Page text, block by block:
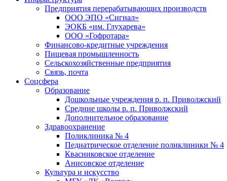
Предприятия перерабатывающих производств
ООО ЭПО «Сигнал»
ЭОКБ «им. Глухарева»
ООО «Гофротара»
Финансово-кредитные учреждения
Пищевая промышленность
Сельскохозяйственные предприятия
Связь, почта
Соцсфера
Образование
Дошкольные учреждения р. п. Приволжский
Средние школы р. п. Приволжский
Дополнительное образование
Здравоохранение
Поликлиника № 4
Педиатрическое отделение поликлиники № 4
Квасниковское отделение
Анисовское отделение
Культура и искусство